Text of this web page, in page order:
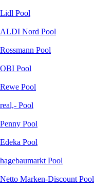
Lidl Pool
ALDI Nord Pool
Rossmann Pool
OBI Pool
Rewe Pool
real,- Pool
Penny Pool
Edeka Pool
hagebaumarkt Pool
Netto Marken-Discount Pool